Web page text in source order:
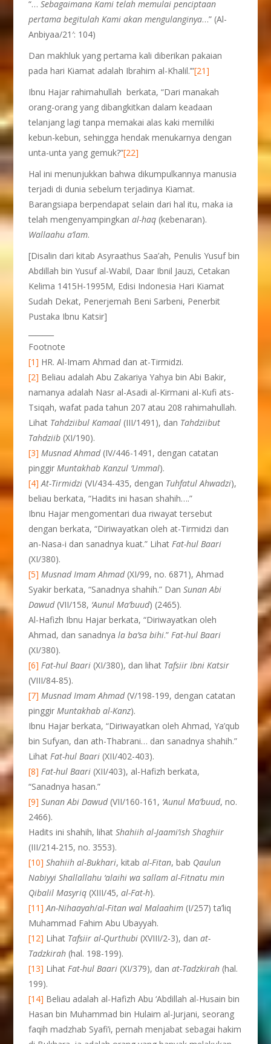
“…Sebagaimana Kami telah memulai penciptaan
pertama begitulah Kami akan mengulanginya…” (Al-
Anbiyaa/21′: 104)
Dan makhluk yang pertama kali diberikan pakaian
pada hari Kiamat adalah Ibrahim al-Khalil.’”[21]
Ibnu Hajar rahimahullah berkata, “Dari manakah
orang-orang yang dibangkitkan dalam keadaan
telanjang lagi tanpa memakai alas kaki memiliki
kebun-kebun, sehingga hendak menukarnya dengan
unta-unta yang gemuk?”[22]
Hal ini menunjukkan bahwa dikumpulkannya manusia
terjadi di dunia sebelum terjadinya Kiamat.
Barangsiapa berpendapat selain dari hal itu, maka ia
telah mengenyampingkanal-haq (kebenaran).
Wallaahu a’lam.
[Disalin dari kitab Asyraathus Saa’ah, Penulis Yusuf bin
Abdillah bin Yusuf al-Wabil, Daar Ibnil Jauzi, Cetakan
Kelima 1415H-1995M, Edisi Indonesia Hari Kiamat
Sudah Dekat, Penerjemah Beni Sarbeni, Penerbit
Pustaka Ibnu Katsir]
Footnote
[1] HR. Al-Imam Ahmad dan at-Tirmidzi.
[2] Beliau adalah Abu Zakariya Yahya bin Abi Bakir,
namanya adalah Nasr al-Asadi al-Kirmani al-Kufi ats-
Tsiqah, wafat pada tahun 207 atau 208 rahimahullah.
Lihat Tahdziibul Kamaal (III/1491), dan Tahdziibut
Tahdziib (XI/190).
[3] Musnad Ahmad(IV/446-1491, dengan catatan
pinggirMuntakhab Kanzul ‘Ummal).
[4] At-Tirmidzi (VI/434-435, dengan Tuhfatul Ahwadzi),
beliau berkata, “Hadits ini hasan shahih….”
Ibnu Hajar mengomentari dua riwayat tersebut
dengan berkata, “Diriwayatkan oleh at-Tirmidzi dan
an-Nasa-i dan sanadnya kuat.” LihatFat-hul Baari
(XI/380).
[5] Musnad Imam Ahmad(XI/99, no. 6871), Ahmad
Syakir berkata, “Sanadnya shahih.” DanSunan Abi
Dawud(VII/158, ‘Aunul Ma’buud) (2465).
Al-Hafizh Ibnu Hajar berkata, “Diriwayatkan oleh
Ahmad, dan sanadnyala ba’sa bihi.”Fat-hul Baari
(XI/380).
[6] Fat-hul Baari (XI/380), dan lihat Tafsiir Ibni Katsir
(VIII/84-85).
[7] Musnad Imam Ahmad(V/198-199, dengan catatan
pinggirMuntakhab al-Kanz).
Ibnu Hajar berkata, “Diriwayatkan oleh Ahmad, Ya’qub
bin Sufyan, dan ath-Thabrani… dan sanadnya shahih.”
LihatFat-hul Baari (XII/402-403).
[8] Fat-hul Baari (XII/403), al-Hafizh berkata,
“Sanadnya hasan.”
[9] Sunan Abi Dawud(VII/160-161, ‘Aunul Ma’buud, no.
2466).
Hadits ini shahih, lihatShahiih al-Jaami’ish Shaghiir
(III/214-215, no. 3553).
[10] Shahiih al-Bukhari, kitabal-Fitan, bab Qaulun
Nabiyyi Shallallahu ‘alaihi wa sallam al-Fitnatu min
Qibalil Masyriq (XIII/45,al-Fat-h).
[11] An-Nihaayah/al-Fitan wal Malaahim (I/257) ta’liq
Muhammad Fahim Abu Ubayyah.
[12] Lihat Tafsiir al-Qurthubi (XVIII/2-3), danat-
Tadzkirah (hal. 198-199).
[13] LihatFat-hul Baari (XI/379), danat-Tadzkirah (hal.
199).
[14] Beliau adalah al-Hafizh Abu ‘Abdillah al-Husain bin
Hasan bin Muhammad bin Hulaim al-Jurjani, seorang
faqih madzhab Syafi’i, pernah menjabat sebagai hakim